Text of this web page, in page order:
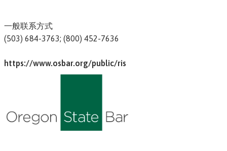
一般联系方式
(503) 684-3763; (800) 452-7636
https://www.osbar.org/public/ris